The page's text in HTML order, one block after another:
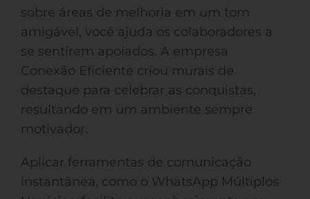
sobre áreas de melhoria em um tom
amigável, você ajuda os colaboradores a
se sentirem apoiados. A empresa
Conexão Eficiente criou murais de
destaque para celebrar as conquistas,
resultando em um ambiente sempre
motivador.
Aplicar ferramentas de comunicação
instantânea, como o WhatsApp Múltiplos